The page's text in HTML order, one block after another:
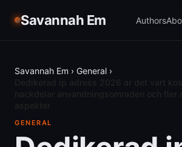
Savannah Em Authors
Savannah Em › General ›
GENERAL